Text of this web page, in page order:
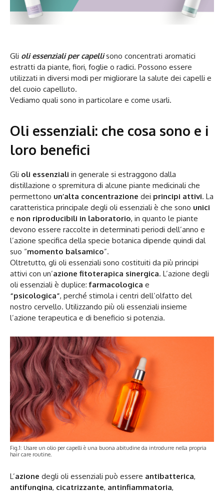
Gli oli essenziali per capellisono concentrati aromatici
estratti da piante, fiori, foglie o radici. Possono essere
utilizzati in diversi modi per migliorare la salute dei capelli e
del cuoio capelluto.
Vediamo quali sono in particolare e come usarli.
Oli essenziali: che cosa sono e i
loro benefici
Gli oli essenziali in generale si estraggono dalla
distillazione o spremitura di alcune piante medicinali che
permettono un’alta concentrazione dei principi attivi. La
caratteristica principale degli oli essenziali è che sono unici
e non riproducibili in laboratorio, in quanto le piante
devono essere raccolte in determinati periodi dell’anno e
l’azione specifica della specie botanica dipende quindi dal
suo “momento balsamico”.
Oltretutto, gli oli essenziali sono costituiti da più principi
attivi con un’azione fitoterapica sinergica. L’azione degli
oli essenziali è duplice:farmacologica e
“psicologica”, perché stimola i centri dell’olfatto del
nostro cervello. Utilizzando più oli essenziali insieme
l’azione terapeutica e di beneficio si potenzia.
Fig.1: Usare un olio per capelli è una buona abitudine da introdurre nella propria
hair care routine.
L’azione degli oli essenziali può essere antibatterica,
antifungina, cicatrizzante, antinfiammatoria,